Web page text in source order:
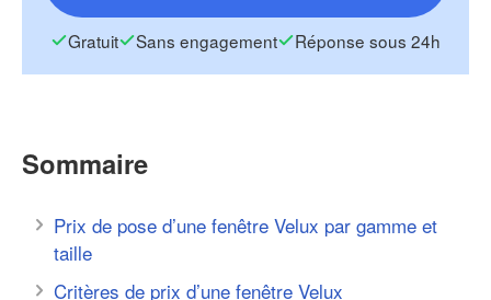
Gratuit Sans engagement Réponse sous 24h
Sommaire
Prix de pose d’une fenêtre Velux par gamme et
taille
Critères de prix d’une fenêtre Velux